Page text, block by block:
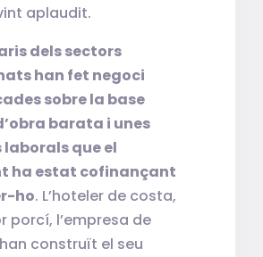
aplaudit.
dels sectors
han fet negoci
sobre la base
barata i unes
que el
ha estat cofinançant
ho. L’hoteler de costa,
porcí, l’empresa de
construït el seu